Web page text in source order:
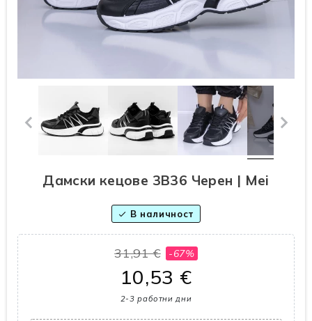
Дамски кецове 3B36 Черен | Mei
check В наличност
31,91 € -67%
10,53 €
2-3 работни дни